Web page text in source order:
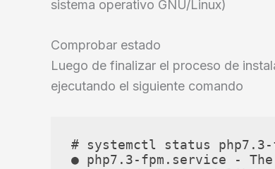
sistema operativo GNU/Linux)
Comprobar estado
Luego de finalizar el proceso de
ejecutando el siguiente comando
# systemctl status php7.3-
● php7.3-fpm.service - The